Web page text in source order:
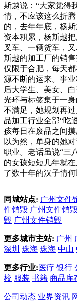
斯越说：“大家觉得
情，不应该这么折
的，去年年底，杨
资本积累，杨斯越
叉车、一辆货车，
斯越的加工厂的销
仅限于合肥，每天
源不断的运来。事
后大学生、美女、
光环与标签集于一
不满足，她规划再
品加工行业全部“吃
孩每日在废品之间
以为然，单身的她
职业。老话虽说“三
的女孩短短几年就
了数十年的汉子情何
同城站点: 广州文件
件销毁 广州文件销毁
毁 广州文件销毁
更多城市主站: 广州
深圳 珠海 珠海 中山
更多行业:医疗 银行
校 服装 书籍 商品库
公司动态 业界资讯